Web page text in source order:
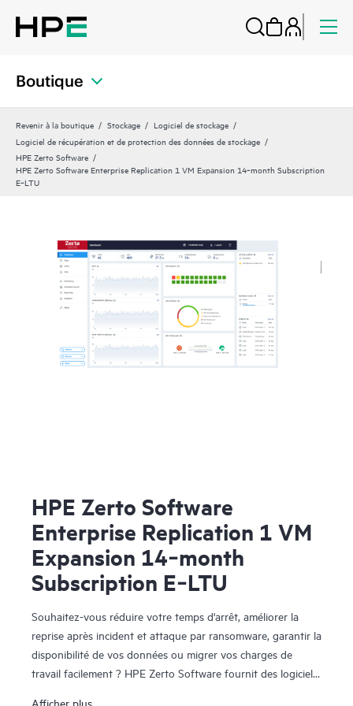
Boutique
Revenir à la boutique Stockage
Logiciel de stockage
Logiciel de récupération et de protection des données de stockage
HPE Zerto Software
HPE Zerto Software Enterprise Replication 1 VM Expansion 14‑month Subscription
E‑LTU
HPE Zerto Software
Enterprise Replication 1 VM
Expansion 14‑month
Subscription E‑LTU
Souhaitez-vous réduire votre temps d'arrêt, améliorer la
reprise après incident et attaque par ransomware, garantir la
disponibilité de vos données ou migrer vos charges de
travail facilement ? HPE Zerto Software fournit des logiciels
Afficher plus